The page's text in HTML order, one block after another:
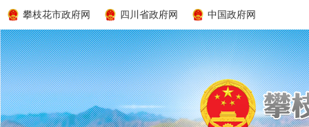
攀枝花市政府网 四川省政府网 中国政府网